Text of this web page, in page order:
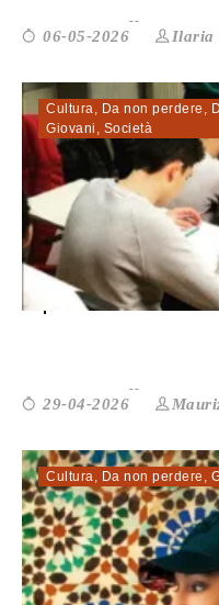
06-05-2026 Ilaria
Cultura, Da non perdere ,
Giovani , Società
Dipende dalla
29-04-2026
Cultura, Da non perdere ,